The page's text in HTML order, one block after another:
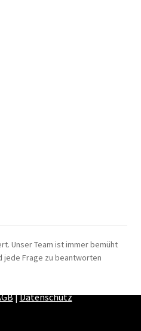
Unser Team ist immer bemüht
jede Frage zu beantworten
|Datenschutz